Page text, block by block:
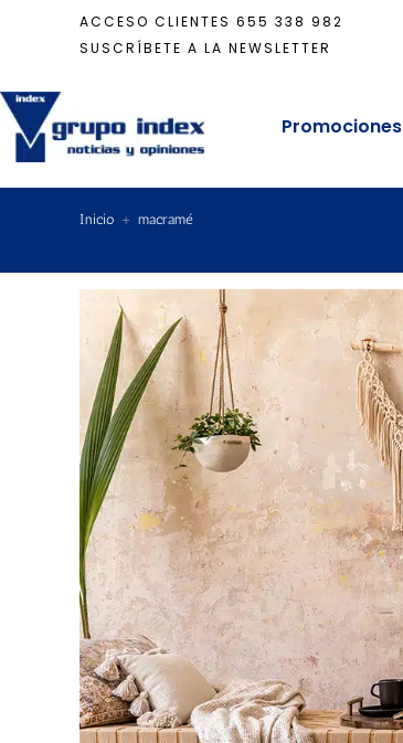
ACCESO CLIENTES 655 338 982
SUSCRÍBETE A LA NEWSLETTER
Promociones
Inicio + macramé